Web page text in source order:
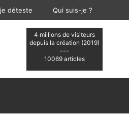
déteste Qui suis-je ?
4 millions de visiteurs
depuis la création (2019)
---
10069 articles